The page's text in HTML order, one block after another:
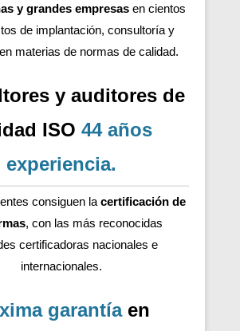
y grandes empresas en cientos
de implantación, consultoría y
materias de normas de calidad.
y auditores de
ISO 44 años
experiencia.
consiguen la certificación de
, con las más reconocidas
certificadoras nacionales e
internacionales.
garantíaen